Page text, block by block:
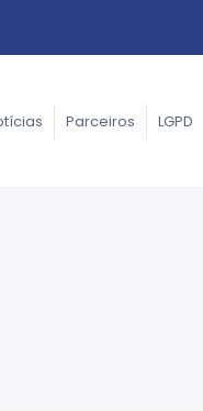
Parceiros LGPD